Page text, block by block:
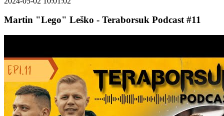
Martin "Lego" Leško - Teraborsuk Podcast #11